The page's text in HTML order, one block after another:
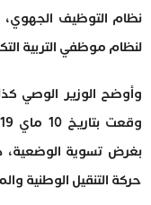
نظام التوظيف
لنظام موظفي التربية
وأوضح الوزير الوصي
بغرض تسوية الوضعية،
حركة التنقيل الوطنية